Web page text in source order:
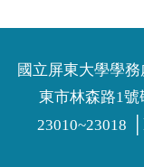
國立屏東大學學
東市林森路1號
23010~23018